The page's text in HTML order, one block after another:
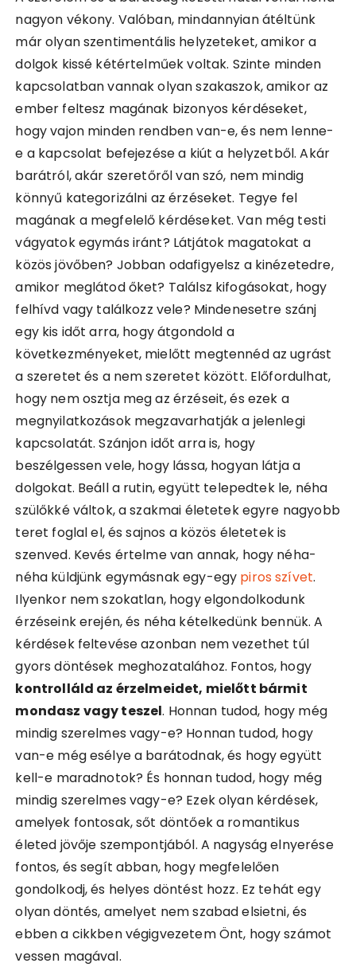
nagyon vékony. Valóban, mindannyian átéltünk
már olyan szentimentális helyzeteket, amikor a
dolgok kissé kétértelműek voltak. Szinte minden
kapcsolatban vannak olyan szakaszok, amikor az
ember feltesz magának bizonyos kérdéseket,
hogy vajon minden rendben van-e, és nem lenne-
e a kapcsolat befejezése a kiút a helyzetből. Akár
barátról, akár szeretőről van szó, nem mindig
könnyű kategorizálni az érzéseket. Tegye fel
magának a megfelelő kérdéseket. Van még testi
vágyatok egymás iránt? Látjátok magatokat a
közös jövőben? Jobban odafigyelsz a kinézetedre,
amikor meglátod őket? Találsz kifogásokat, hogy
felhívd vagy találkozz vele? Mindenesetre szánj
egy kis időt arra, hogy átgondold a
következményeket, mielőtt megtennéd az ugrást
a szeretet és a nem szeretet között. Előfordulhat,
hogy nem osztja meg az érzéseit, és ezek a
megnyilatkozások megzavarhatják a jelenlegi
kapcsolatát. Szánjon időt arra is, hogy
beszélgessen vele, hogy lássa, hogyan látja a
dolgokat. Beáll a rutin, együtt telepedtek le, néha
szülőkké váltok, a szakmai életetek egyre nagyobb
teret foglal el, és sajnos a közös életetek is
szenved. Kevés értelme van annak, hogy néha-
néha küldjünk egymásnak egy-egy piros szívet.
Ilyenkor nem szokatlan, hogy elgondolkodunk
érzéseink erején, és néha kételkedünk bennük. A
kérdések feltevése azonban nem vezethet túl
gyors döntések meghozatalához. Fontos, hogy
kontrolláld az érzelmeidet, mielőtt bármit
mondasz vagy teszel. Honnan tudod, hogy még
mindig szerelmes vagy-e? Honnan tudod, hogy
van-e még esélye a barátodnak, és hogy együtt
kell-e maradnotok? És honnan tudod, hogy még
mindig szerelmes vagy-e? Ezek olyan kérdések,
amelyek fontosak, sőt döntőek a romantikus
életed jövője szempontjából. A nagyság elnyerése
fontos, és segít abban, hogy megfelelően
gondolkodj, és helyes döntést hozz. Ez tehát egy
olyan döntés, amelyet nem szabad elsietni, és
ebben a cikkben végigvezetem Önt, hogy számot
vessen magával.